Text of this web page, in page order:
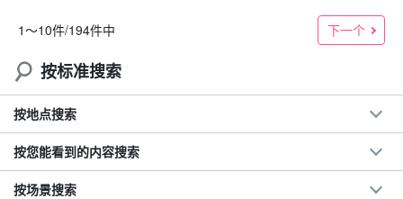
1〜10件/194件中 下一个
按标准搜索
按地点搜索
按您能看到的内容搜索
按场景搜索